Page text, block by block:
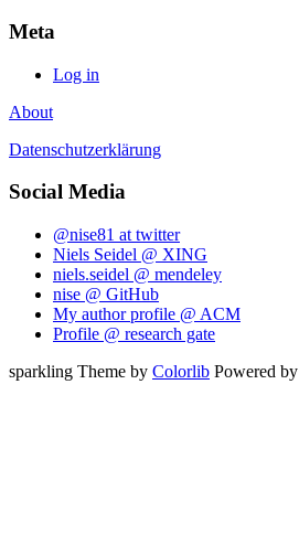
Meta
Log in
About
Datenschutzerklärung
Social Media
@nise81 at twitter
Niels Seidel @ XING
niels.seidel @ mendeley
nise @ GitHub
My author profile @ ACM
Profile @ research gate
sparkling Theme by Colorlib Powered by